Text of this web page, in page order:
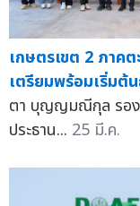
เกษตรเขต 2 ภาค
เตรียมพร้อมเริ่มต้
ตา บุญญมณีกุล รอง
ประธาน... 25 มี.ค.